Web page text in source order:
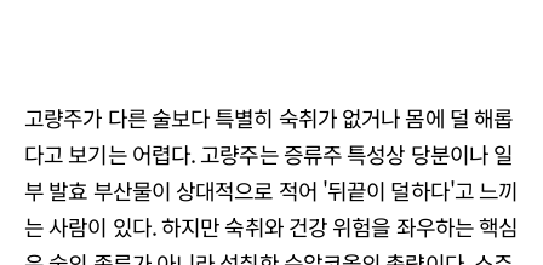
고량주가 다른 술보다 특별히 숙취가 없거나 몸에 덜 해롭
다고 보기는 어렵다. 고량주는 증류주 특성상 당분이나 일
부 발효 부산물이 상대적으로 적어 '뒤끝이 덜하다'고 느끼
는 사람이 있다. 하지만 숙취와 건강 위험을 좌우하는 핵심